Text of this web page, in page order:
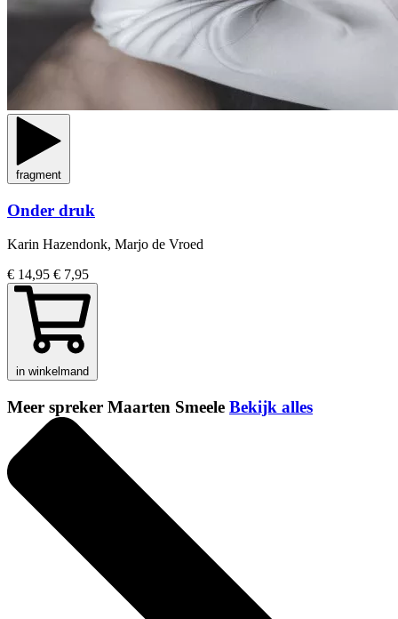
fragment
Onder druk
Karin Hazendonk, Marjo de Vroed
€ 14,95 € 7,95
in winkelmand
Meer spreker Maarten Smeele Bekijk alles